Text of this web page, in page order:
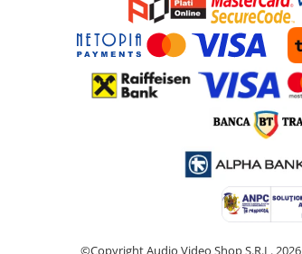
©Copyright Audio Video Shop S.R.L. 2026